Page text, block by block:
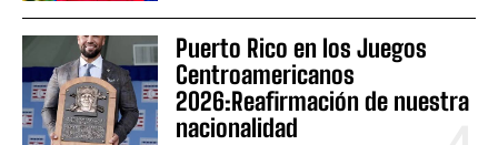
Puerto Rico en los Juegos
Centroamericanos
2026:Reafirmación de nuestra
nacionalidad